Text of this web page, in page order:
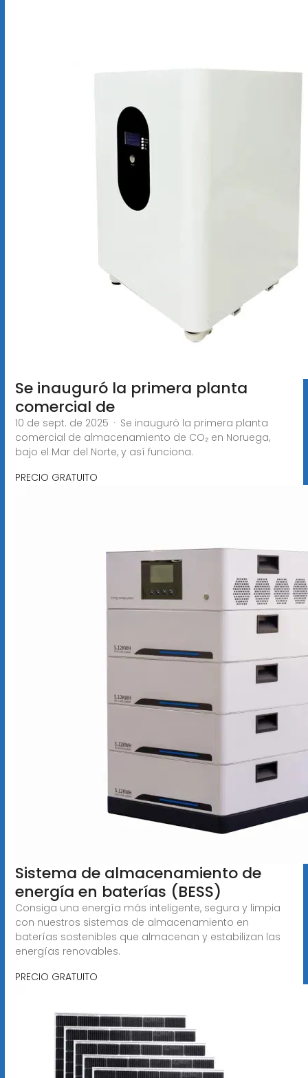
Se inauguró la primera planta
comercial de
10 de sept. de 2025 · Se inauguró la primera planta
comercial de almacenamiento de CO₂ en Noruega,
bajo el Mar del Norte, y así funciona.
PRECIO GRATUITO
Sistema de almacenamiento de
energía en baterías (BESS)
Consiga una energía más inteligente, segura y limpia
con nuestros sistemas de almacenamiento en
baterías sostenibles que almacenan y estabilizan las
energías renovables.
PRECIO GRATUITO